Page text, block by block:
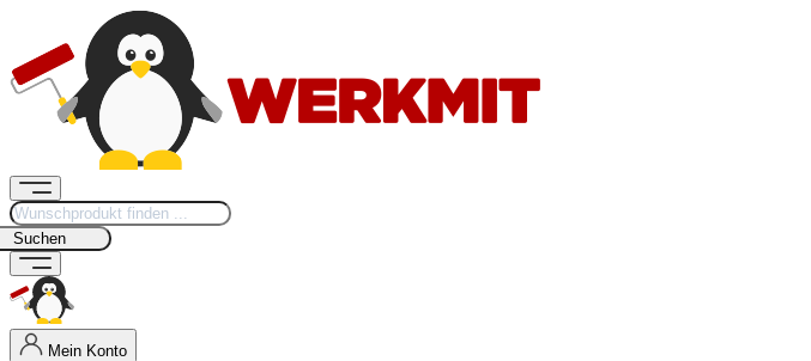
Suchen
Mein Konto